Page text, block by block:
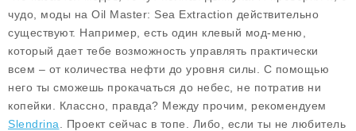
чудо, моды на Oil Master: Sea Extraction действительно
существуют. Например, есть один клевый мод-меню,
который дает тебе возможность управлять практически
всем – от количества нефти до уровня силы. С помощью
него ты сможешь прокачаться до небес, не потратив ни
копейки. Классно, правда? Между прочим, рекомендуем
Slendrina . Проект сейчас в топе. Либо, если ты не любитель